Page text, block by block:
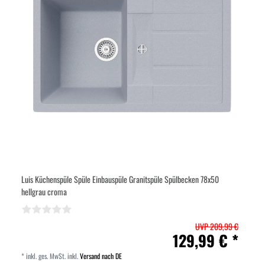
Luis Küchenspüle Spüle Einbauspüle Granitspüle Spülbecken 78x50
hellgrau croma
UVP 209,99 €
129,99 € *
*inkl. ges. MwSt.inkl.Versand nach DE